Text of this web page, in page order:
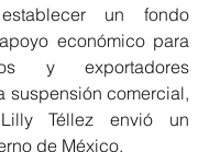
un fondo
económico para
y exportadores
suspensión comercial,
Téllez envió un
de México.